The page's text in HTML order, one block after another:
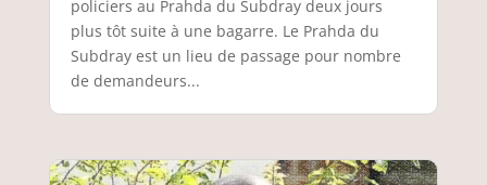
policiers au Prahda du Subdray deux jours
plus tôt suite à une bagarre. Le Prahda du
Subdray est un lieu de passage pour nombre
de demandeurs...